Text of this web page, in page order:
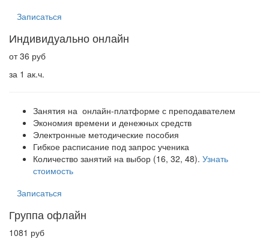
Записаться
Индивидуально онлайн
от 36 руб
за 1 ак.ч.
Занятия на онлайн-платформе с преподавателем
Экономия времени и денежных средств
Электронные методические пособия
Гибкое расписание под запрос ученика
Количество занятий на выбор (16, 32, 48). Узнать
стоимость
Записаться
Группа офлайн
1081 руб